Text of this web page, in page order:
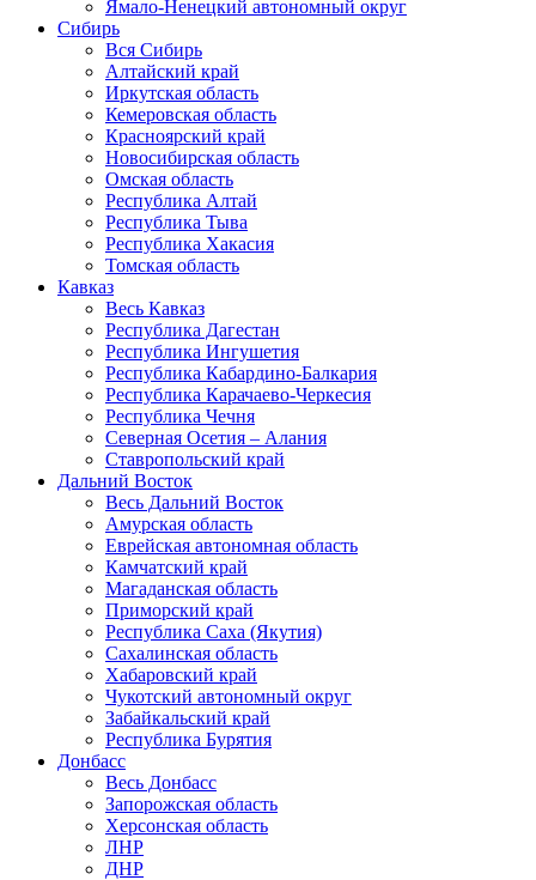
Ямало-Ненецкий автономный округ
Сибирь
Вся Сибирь
Алтайский край
Иркутская область
Кемеровская область
Красноярский край
Новосибирская область
Омская область
Республика Алтай
Республика Тыва
Республика Хакасия
Томская область
Кавказ
Весь Кавказ
Республика Дагестан
Республика Ингушетия
Республика Кабардино-Балкария
Республика Карачаево-Черкесия
Республика Чечня
Северная Осетия – Алания
Ставропольский край
Дальний Восток
Весь Дальний Восток
Амурская область
Еврейская автономная область
Камчатский край
Магаданская область
Приморский край
Республика Саха (Якутия)
Сахалинская область
Хабаровский край
Чукотский автономный округ
Забайкальский край
Республика Бурятия
Донбасс
Весь Донбасс
Запорожская область
Херсонская область
ЛНР
ДНР